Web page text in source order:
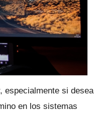
especialmente si desea
en los sistemas